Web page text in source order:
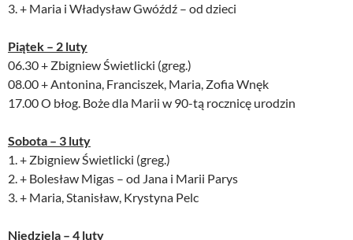
3. + Maria i Władysław Gwóźdź – od dzieci
Piątek – 2 luty
06.30 + Zbigniew Świetlicki (greg.)
08.00 + Antonina, Franciszek, Maria, Zofia Wnęk
17.00 O błog. Boże dla Marii w 90-tą rocznicę urodzin
Sobota – 3 luty
1. + Zbigniew Świetlicki (greg.)
2. + Bolesław Migas – od Jana i Marii Parys
3. + Maria, Stanisław, Krystyna Pelc
Niedziela – 4 luty